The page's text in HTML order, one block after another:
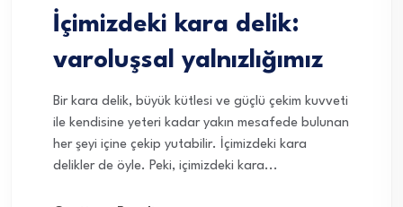
İçimizdeki kara delik:
varoluşsal yalnızlığımız
Bir kara delik, büyük kütlesi ve güçlü çekim kuvveti
ile kendisine yeteri kadar yakın mesafede bulunan
her şeyi içine çekip yutabilir. İçimizdeki kara
delikler de öyle. Peki, içimizdeki kara...